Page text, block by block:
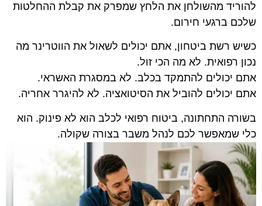
להוריד מהשולחן את הלחץ שמפרק את קבלת ההחלטות
שלכם ברגעי חירום.
כשיש רשת ביטחון, אתם יכולים לשאול את הווטרינר מה
נכון רפואית. לא מה הכי זול.
אתם יכולים להתמקד בכלב. לא במסגרת האשראי.
אתם יכולים להוביל את הסיטואציה. לא להיגרר אחריה.
בשורה התחתונה, ביטוח רפואי לכלב הוא לא פינוק. הוא
כלי שמאפשר לכם לנהל משבר בצורה שקולה.